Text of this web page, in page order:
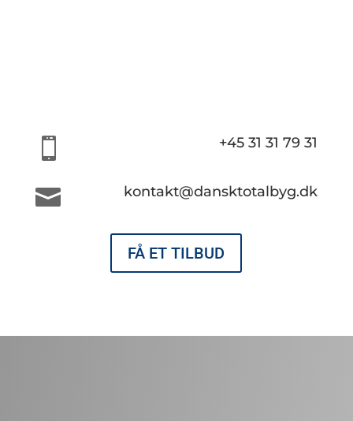
 +45 31 31 79 31
 kontakt@dansktotalbyg.dk
FÅ ET TILBUD